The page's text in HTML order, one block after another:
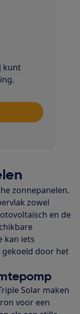
kunt
zonnepanelen.
zowel
en de
kan iets
door het
Solar maken
voor een